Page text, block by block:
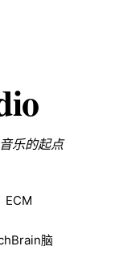
乐的起点
ECM
脑